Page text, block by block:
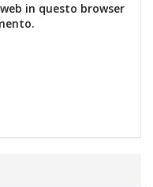
in questo browser